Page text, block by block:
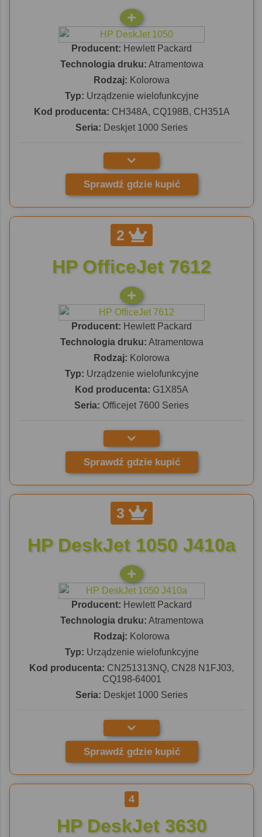
Producent: Hewlett Packard
Technologia druku: Atramentowa
Rodzaj: Kolorowa
Typ: Urządzenie wielofunkcyjne
Kod producenta: CH348A, CQ198B, CH351A
Seria: Deskjet 1000 Series
Sprawdź gdzie kupić
2
HP OfficeJet 7612
Producent: Hewlett Packard
Technologia druku: Atramentowa
Rodzaj: Kolorowa
Typ: Urządzenie wielofunkcyjne
Kod producenta: G1X85A
Seria: Officejet 7600 Series
Sprawdź gdzie kupić
3
HP DeskJet 1050 J410a
Producent: Hewlett Packard
Technologia druku: Atramentowa
Rodzaj: Kolorowa
Typ: Urządzenie wielofunkcyjne
Kod producenta: CN251313NQ, CN28 N1FJ03,
CQ198-64001
Seria: Deskjet 1000 Series
Sprawdź gdzie kupić
4
HP DeskJet 3630